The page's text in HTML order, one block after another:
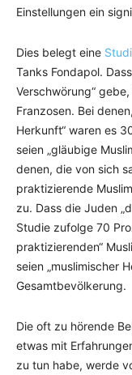
Einstellungen ein
Dies belegt eine
Tanks Fondapol.
Verschwörung“
Franzosen. Bei
Herkunft“ waren es
seien „gläubige
denen, die von sich
praktizierende
zu. Dass die Juden
Studie zufolge 70
praktizierenden“
seien „muslimischer
Gesamtbevölkerung.
Die oft zu hörende
etwas mit
zu tun habe, werde